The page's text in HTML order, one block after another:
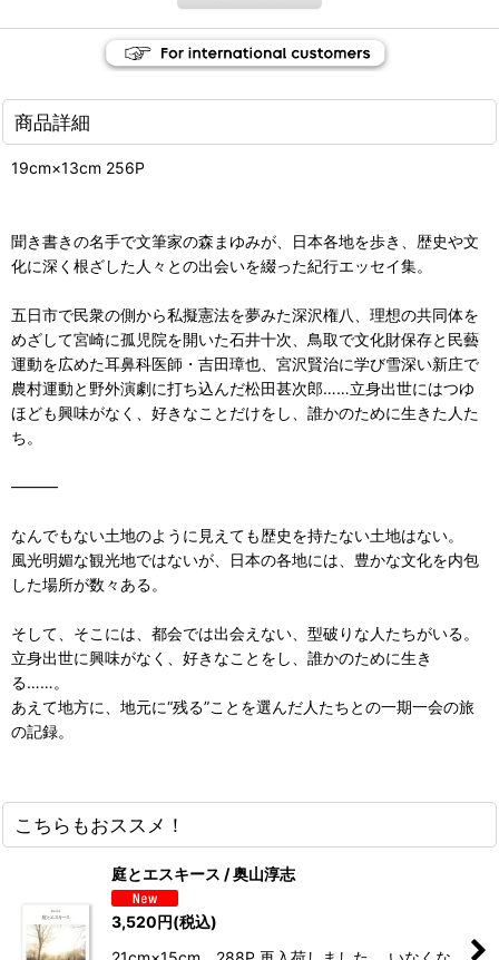
商品詳細
19cm×13cm 256P
聞き書きの名手で文筆家の森まゆみが、日本各地を歩き、歴史や文
化に深く根ざした人々との出会いを綴った紀行エッセイ集。
五日市で民衆の側から私擬憲法を夢みた深沢権八、理想の共同体を
めざして宮崎に孤児院を開いた石井十次、鳥取で文化財保存と民藝
運動を広めた耳鼻科医師・吉田璋也、宮沢賢治に学び雪深い新庄で
農村運動と野外演劇に打ち込んだ松田甚次郎……立身出世にはつゆ
ほども興味がなく、好きなことだけをし、誰かのために生きた人た
ち。
―――
なんでもない土地のように見えても歴史を持たない土地はない。
風光明媚な観光地ではないが、日本の各地には、豊かな文化を内包
した場所が数々ある。
そして、そこには、都会では出会えない、型破りな人たちがいる。
立身出世に興味がなく、好きなことをし、誰かのために生き
る……。
あえて地方に、地元に“残る”ことを選んだ人たちとの一期一会の旅
の記録。
こちらもおススメ！
庭とエスキース / 奥山淳志
3,520円(税込)